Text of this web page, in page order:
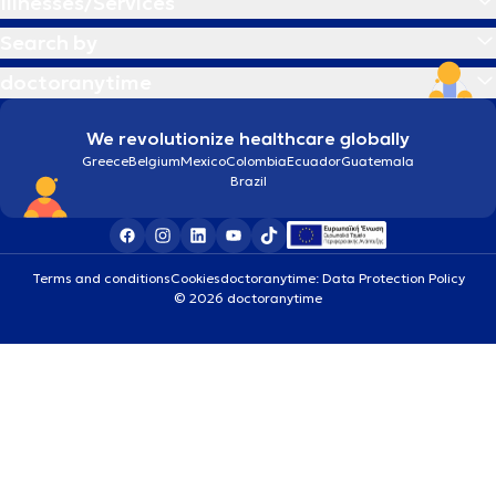
We revolutionize healthcare globally
GreeceBelgiumMexicoColombiaEcuadorGuatemala
Brazil
Terms and conditionsCookiesdoctoranytime: Data Protection Policy
© 2026 doctoranytime